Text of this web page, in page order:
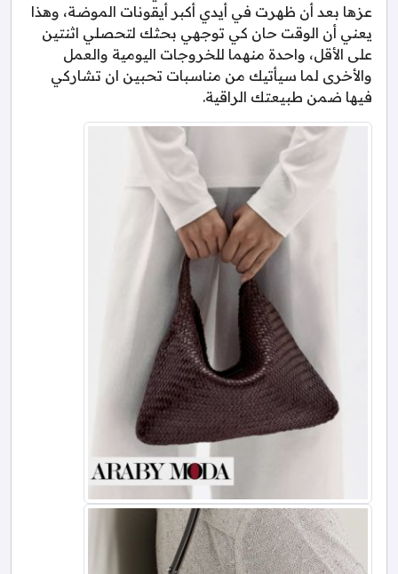
عزها بعد أن ظهرت في أيدي أكبر أيقونات الموضة، وهذا
يعني أن الوقت حان كي توجهي بحثك لتحصلي اثنتين
على الأقل، واحدة منهما للخروجات اليومية والعمل
والأخرى لما سيأتيك من مناسبات تحبين ان تشاركي
فيها ضمن طبيعتك الراقية.